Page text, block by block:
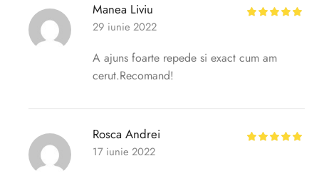
Manea Liviu
29 iunie 2022
A ajuns foarte repede si exact cum am
cerut.Recomand!
Rosca Andrei
17 iunie 2022